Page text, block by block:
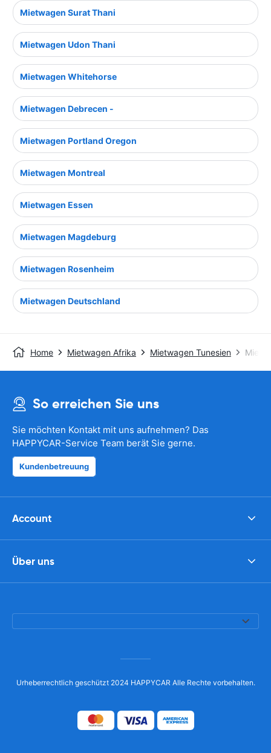
Mietwagen Surat Thani
Mietwagen Udon Thani
Mietwagen Whitehorse
Mietwagen Debrecen -
Mietwagen Portland Oregon
Mietwagen Montreal
Mietwagen Essen
Mietwagen Magdeburg
Mietwagen Rosenheim
Mietwagen Deutschland
Home Mietwagen Afrika Mietwagen Tunesien
So erreichen Sie uns
Sie möchten Kontakt mit uns aufnehmen? Das
HAPPYCAR-Service Team berät Sie gerne.
Kundenbetreuung
Account
Über uns
Urheberrechtlich geschützt 2024 HAPPYCAR Alle Rechte vorbehalten.